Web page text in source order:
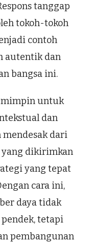
tanggap
tokoh-tokoh
contoh
autentik dan
bangsa ini.
untuk
dan
dari
yang dikirimkan
yang tepat
cara ini,
daya tidak
tetapi
pembangunan